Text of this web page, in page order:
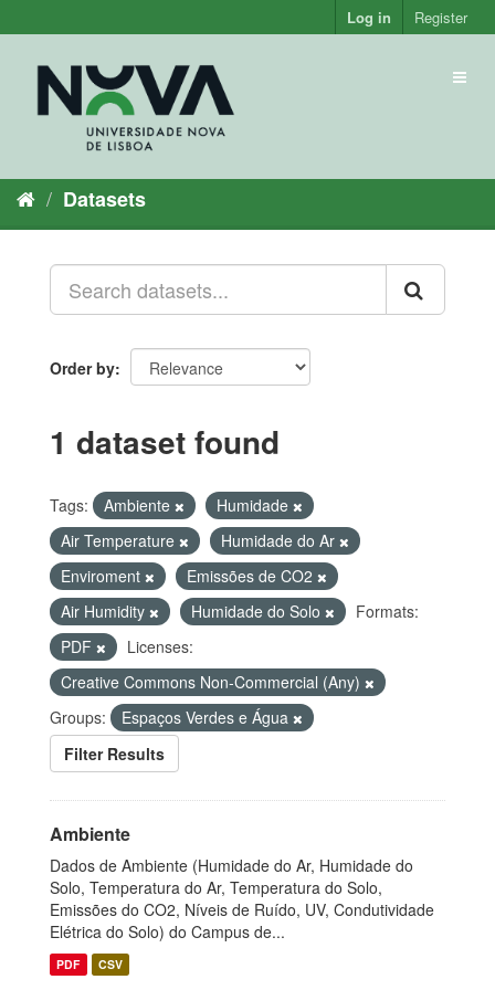
to
Log in Register
Datasets
Order by
1 dataset found
Tags: Ambiente
Humidade
Air Temperature
Humidade do Ar
Enviroment
Emissões de CO2
Air Humidity
Humidade do Solo
Formats:
PDF
Licenses:
Creative Commons Non-Commercial (Any)
Groups:
Espaços Verdes e Água
Filter Results
Ambiente
Dados de Ambiente (Humidade do Ar, Humidade do
Solo, Temperatura do Ar, Temperatura do Solo,
Emissões do CO2, Níveis de Ruído, UV, Condutividade
Elétrica do Solo) do Campus de...
PDF CSV